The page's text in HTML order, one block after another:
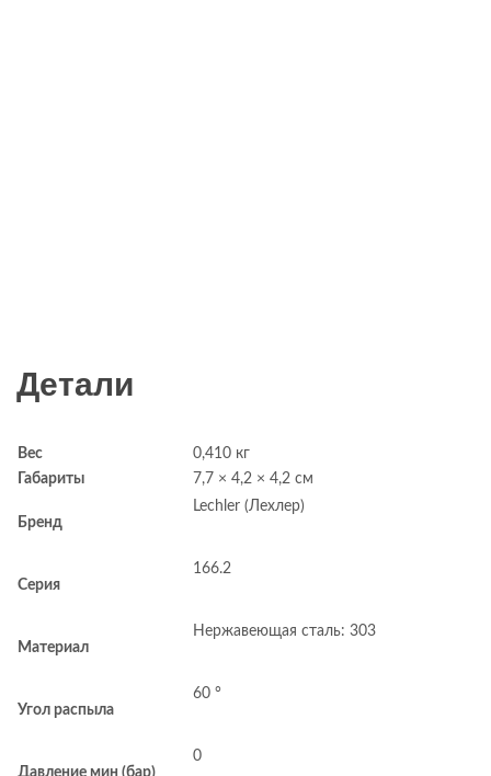
Детали
Вес
0,410 кг
Габариты
7,7 × 4,2 × 4,2 см
Бренд
Lechler (Лехлер)
Серия
166.2
Материал
Нержавеющая сталь: 303
Угол распыла
60 °
Давление мин (бар)
0